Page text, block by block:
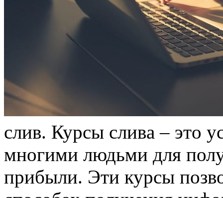
слив. Курсы сливa – этo
многими людьми для
прибыли. Эти курсы